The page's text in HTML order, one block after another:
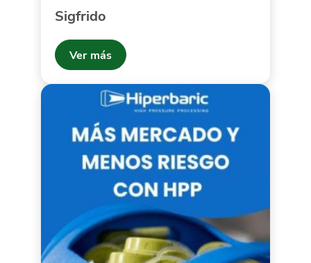
Sigfrido
Ver más